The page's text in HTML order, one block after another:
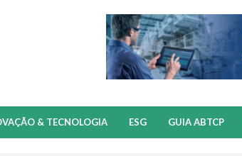
& TECNOLOGIA ESG GUIA ABTCP